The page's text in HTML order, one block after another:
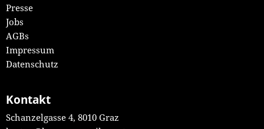
Presse
Jobs
AGBs
Impressum
Datenschutz
Kontakt
Schanzelgasse 4, 8010 Graz